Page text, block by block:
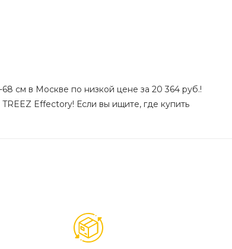
см в Москве по низкой цене за 20 364 руб.!
Effectory! Если вы ищите, где купить